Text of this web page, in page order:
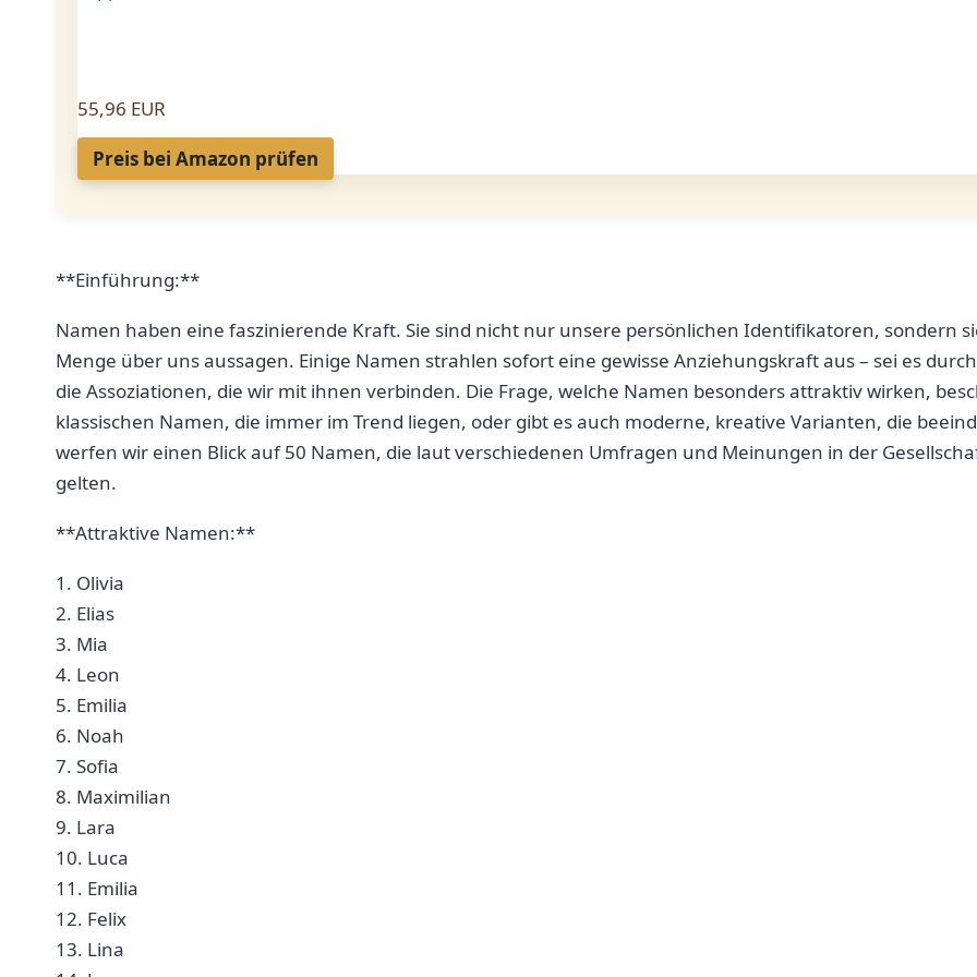
55,96 EUR
Preis bei Amazon prüfen
**Einführung:**
Namen haben eine ⁣faszinierende Kraft. ‌Sie ‍sind nicht nur unsere persönlichen Identifikatoren, sondern
Menge über uns⁢ aussagen. Einige Namen strahlen sofort eine gewisse ⁢Anziehungskraft aus ⁣– sei es
die Assoziationen, die wir mit ihnen verbinden. Die Frage, welche Namen besonders attraktiv ⁤wirken,
⁢klassischen‍ Namen, die immer im Trend liegen, ‍oder gibt es auch ⁤moderne, ​kreative Varianten, die
werfen wir einen Blick auf 50 ⁢Namen, die laut verschiedenen Umfragen und Meinungen in der
gelten.
**Attraktive Namen:**
1. Olivia
2. ⁣Elias⁣
3. Mia
4. Leon
5. Emilia
6. Noah
7. Sofia ⁤
8. ⁣Maximilian⁢
9.​ Lara ‍
10.⁣ Luca
11. Emilia ​
12. Felix
13. Lina ‌